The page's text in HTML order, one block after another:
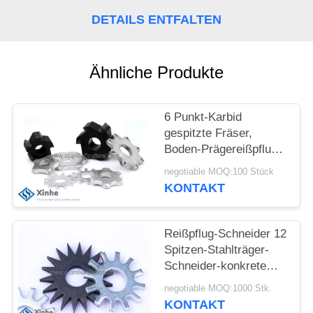
ANGEBOT
SITEMAP
DATENSCHUTZ-
BESTIMMUNGEN
DETAILS ENTFALTEN
Ähnliche Produkte
6 Punkt-Karbid
gespitzte Fräser,
Boden-Prägereißpflug-
Ersatz, scharf
kritisierende
negotiable MOQ:100 Stück
KONTAKT
Reißpflug-Schneider 12
Spitzen-Stahlträger-
Schneider-konkrete
Stern-Schneider auf
scharf kritisierenden
negotiable MOQ:1000 Stk.
KONTAKT